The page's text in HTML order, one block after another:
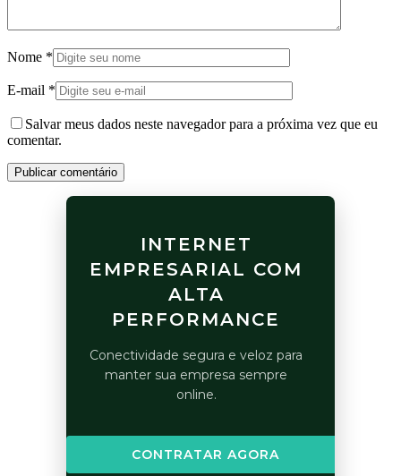
Nome *
E-mail *
Salvar meus dados neste navegador para a próxima vez que eu
comentar.
Publicar comentário
INTERNET
EMPRESARIAL COM
ALTA
PERFORMANCE
Conectividade segura e veloz para
manter sua empresa sempre
online.
CONTRATAR AGORA